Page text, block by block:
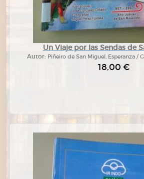
Un Viaje por las Sendas de
Autor: Piñeiro de San Miguel, Esperanza /
18,00 €